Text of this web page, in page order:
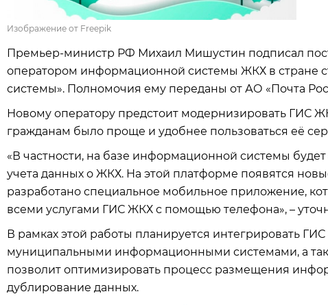
Изображение от Freepik
Премьер-министр РФ Михаил Мишустин подписал
оператором информационной системы ЖКХ в стране
системы». Полномочия ему переданы от АО «Почта
Новому оператору предстоит модернизировать ГИС
гражданам было проще и удобнее пользоваться её
«В частности, на базе информационной системы
учета данных о ЖКХ. На этой платформе появятся
разработано специальное мобильное приложение,
всеми услугами ГИС ЖКХ с помощью телефона», –
В рамках этой работы планируется интегрировать
муниципальными информационными системами, а
позволит оптимизировать процесс размещения
дублирование данных.